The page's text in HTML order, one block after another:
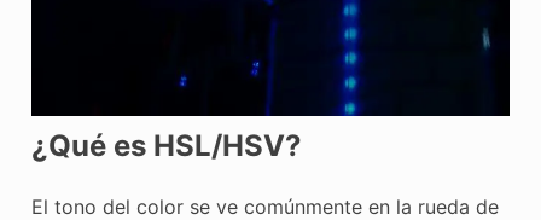
¿Qué es HSL/HSV?
El tono del color se ve comúnmente en la rueda de